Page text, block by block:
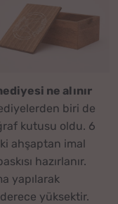
ne alınır
biri de
kutusu oldu. 6
ahşaptan imal
hazırlanır.
yapılarak
yüksektir.